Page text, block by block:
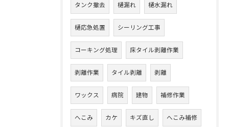
タンク撤去 樋漏れ 樋水漏れ
樋応急処置 シーリング工事
コーキング処理 床タイル剥離作業
剥離作業 タイル剥離 剥離
ワックス 病院 建物 補修作業
へこみ カケ キズ直し へこみ補修